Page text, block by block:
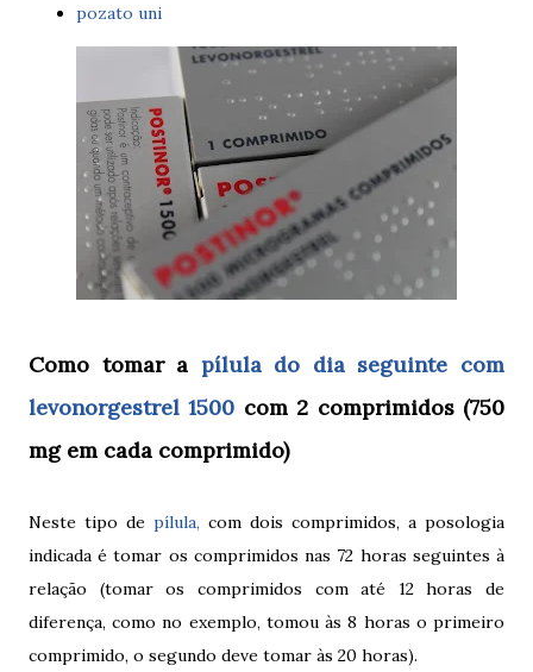
pozato uni
Como tomar a pílula do dia seguinte com
levonorgestrel 1500 com 2 comprimidos (750
mg em cada comprimido)
Neste tipo de pílula, com dois comprimidos, a posologia
indicada é tomar os comprimidos nas 72 horas seguintes à
relação (tomar os comprimidos com até 12 horas de
diferença, como no exemplo, tomou às 8 horas o primeiro
comprimido, o segundo deve tomar às 20 horas).